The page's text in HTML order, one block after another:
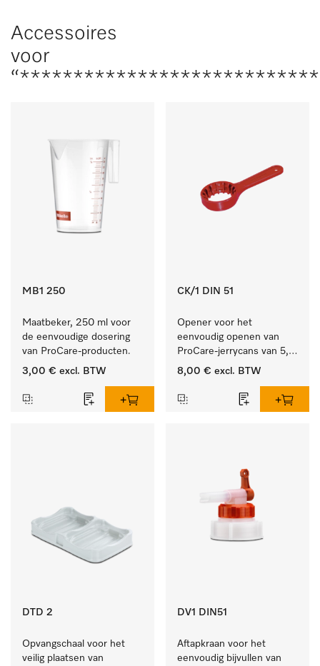
Accessoires
voor
MB1 250
Maatbeker, 250 ml voor
de eenvoudige dosering
van ProCare-producten.
3,00 € excl. BTW
CK/1 DIN 51
Opener voor het
eenvoudig openen van
ProCare-jerrycans van 5,
10 en 20 l.
8,00 € excl. BTW
DTD 2
Opvangschaal voor het
veilig plaatsen van
DV1 DIN51
Aftapkraan voor het
eenvoudig bijvullen van